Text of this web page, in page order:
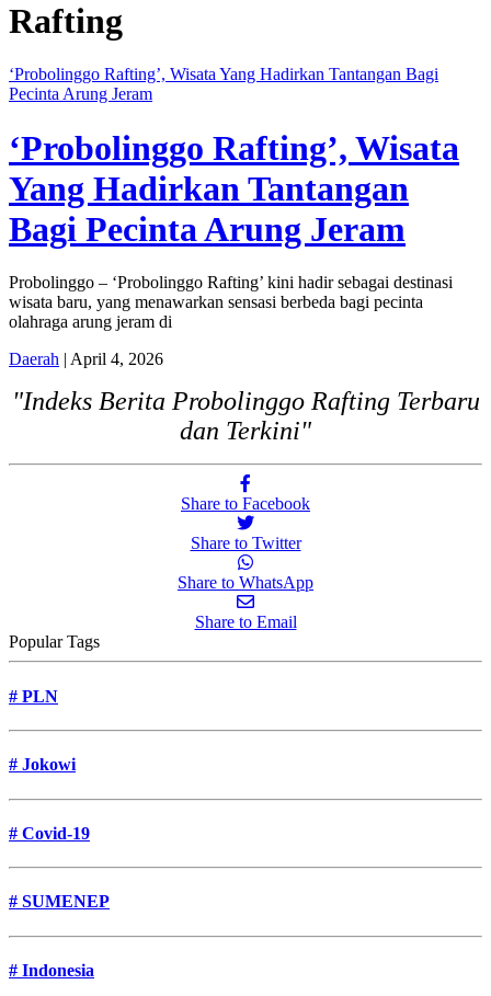
Rafting
‘Probolinggo Rafting’, Wisata Yang Hadirkan Tantangan Bagi
Pecinta Arung Jeram
‘Probolinggo Rafting’, Wisata
Yang Hadirkan Tantangan
Bagi Pecinta Arung Jeram
Probolinggo – ‘Probolinggo Rafting’ kini hadir sebagai destinasi
wisata baru, yang menawarkan sensasi berbeda bagi pecinta
olahraga arung jeram di
Daerah | April 4, 2026
"Indeks Berita Probolinggo Rafting Terbaru
dan Terkini"
Share to Facebook
Share to Twitter
Share to WhatsApp
Share to Email
Popular Tags
# PLN
# Jokowi
# Covid-19
# SUMENEP
# Indonesia